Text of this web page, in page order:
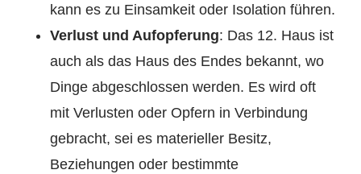
kann es zu Einsamkeit oder Isolation führen.
Verlust und Aufopferung: Das 12. Haus ist
auch als das Haus des Endes bekannt, wo
Dinge abgeschlossen werden. Es wird oft
mit Verlusten oder Opfern in Verbindung
gebracht, sei es materieller Besitz,
Beziehungen oder bestimmte